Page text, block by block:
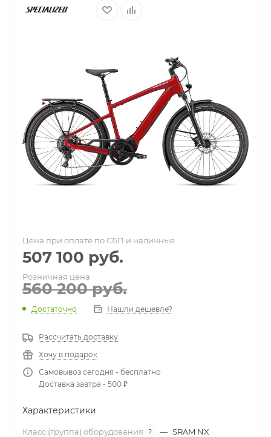
Цена при оплате по СБП и наличные
507 100 руб.
Розничная цена
560 200руб.
Достаточно Нашли дешевле?
Рассчитать доставку
Хочу в подарок
Самовывоз сегодня - бесплатно
Доставка завтра - 500 ₽
Характеристики
Класс (группа) оборудования ? — SRAM NX